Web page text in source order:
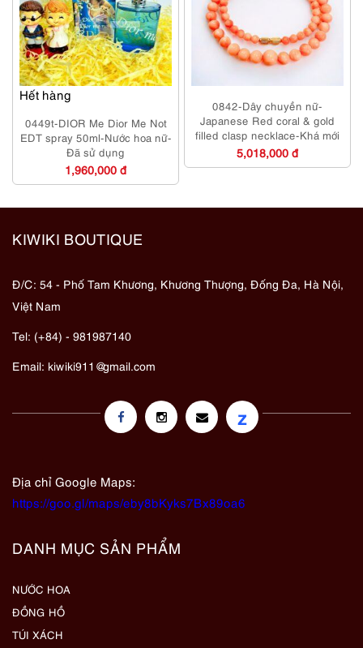
Hết hàng
0449t-DIOR Me Dior Me Not
EDT spray 50ml-Nước hoa nữ-
Đã sử dụng
1,960,000 đ
0842-Dây chuyền nữ-
Japanese Red coral & gold
filled clasp necklace-Khá mới
5,018,000 đ
KIWIKI BOUTIQUE
Đ/C: 54 - Phố Tam Khương, Khương Thượng, Đống Đa, Hà Nội,
Việt Nam
Tel: (+84) - 981987140
Email: kiwiki911@gmail.com
z
Địa chỉ Google Maps:
https://goo.gl/maps/eby8bKyks7Bx89oa6
DANH MỤC SẢN PHẨM
NƯỚC HOA
ĐỒNG HỒ
TÚI XÁCH